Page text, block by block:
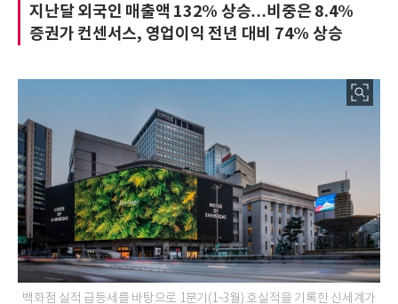
지난달 외국인 매출액 132% 상승…비중은 8.4%
증권가 컨센서스, 영업이익 전년 대비 74% 상승
백화점 실적 급등세를 바탕으로 1분기(1~3월) 호실적을 기록한 신세계가